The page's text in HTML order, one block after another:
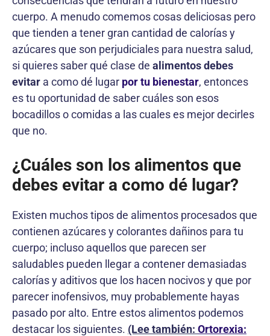
cuerpo. A menudo comemos cosas deliciosas pero
que tienden a tener gran cantidad de calorías y
azúcares que son perjudiciales para nuestra salud,
si quieres saber qué clase de alimentos debes
evitar a como dé lugar por tu bienestar, entonces
es tu oportunidad de saber cuáles son esos
bocadillos o comidas a las cuales es mejor decirles
que no.
¿Cuáles son los alimentos que
debes evitar a como dé lugar?
Existen muchos tipos de alimentos procesados que
contienen azúcares y colorantes dañinos para tu
cuerpo; incluso aquellos que parecen ser
saludables pueden llegar a contener demasiadas
calorías y aditivos que los hacen nocivos y que por
parecer inofensivos, muy probablemente hayas
pasado por alto. Entre estos alimentos podemos
destacar los siguientes. (Lee también: Ortorexia: